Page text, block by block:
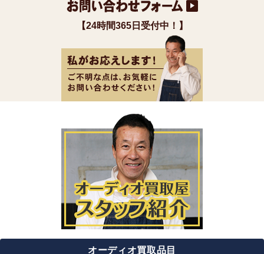
【24時間365日受付中！】
オーディオ買取品目